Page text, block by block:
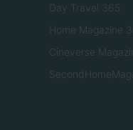
Day Travel 365
Home Magazine
Cineverse